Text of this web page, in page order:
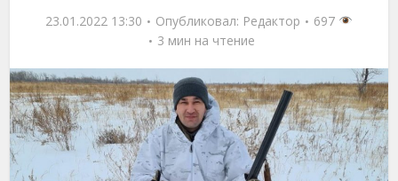
23.01.2022 13:30 Опубликовал: Редактор
697
3 мин на чтение